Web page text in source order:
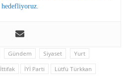
hedefliyoruz.
Gündem Siyaset Yurt
İttifak İYİ Parti Lütfü Türkkan